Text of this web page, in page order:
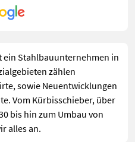
ein Stahlbauunternehmen in
zählen
sowie Neuentwicklungen
Vom Kürbisschieber, über
bis hin zum Umbau von
alles an.